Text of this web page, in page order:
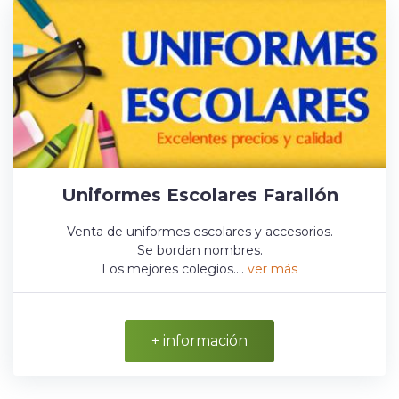
Uniformes Escolares Farallón
Venta de uniformes escolares y accesorios.
Se bordan nombres.
Los mejores colegios.... ver más
+ información